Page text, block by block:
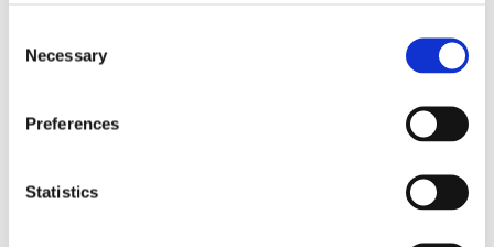
Selection
Necessary
Preferences
Statistics